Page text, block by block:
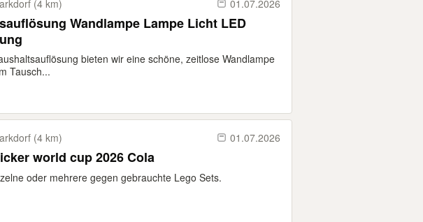
(4 km) 01.07.2026
Wandlampe Lampe Licht LED
bieten wir eine schöne, zeitlose Wandlampe
Tausch...
(4 km) 01.07.2026
world cup 2026 Cola
oder mehrere gegen gebrauchte Lego Sets.